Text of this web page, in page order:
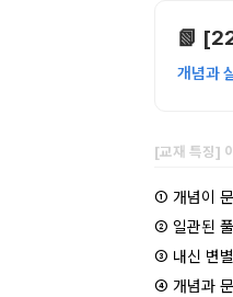
📗
개념과
[교재 특징]
① 개념이
② 일관된
③ 내신 변
④ 개념과